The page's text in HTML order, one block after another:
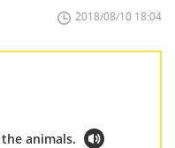
2018/08/10 18:04
animals.